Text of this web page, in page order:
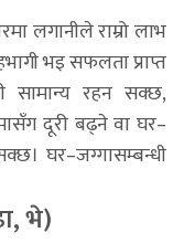
लगानीले राम्रो लाभ
भइ सफलता प्राप्त
सामान्य रहन सक्छ,
दूरी बढ्ने वा घर–
घर–जग्गासम्बन्धी
भे)